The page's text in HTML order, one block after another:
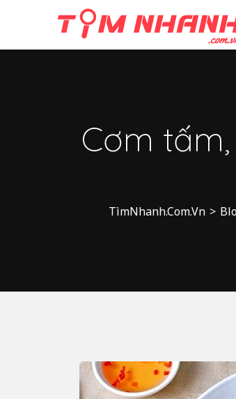
Cơm
TìmNhanh.Com.Vn >